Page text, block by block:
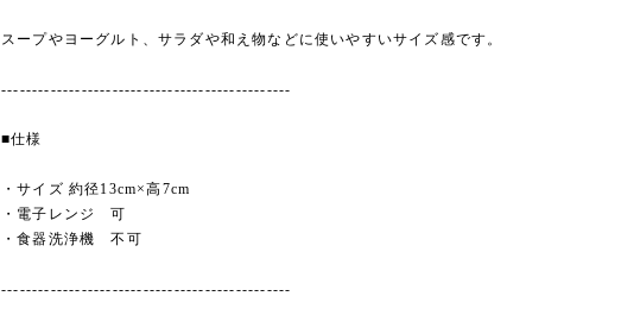
スープやヨーグルト、サラダや和え物などに使いやすいサイズ感です。
-----------------------------------------------
■仕様
・サイズ 約径13cm×高7cm
・電子レンジ 可
・食器洗浄機 不可
-----------------------------------------------